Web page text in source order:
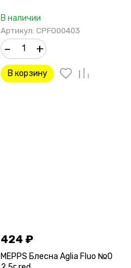
В наличии
Артикул: CPFO00403
– +
В корзину
424₽
MEPPS Блесна Aglia Fluo №0